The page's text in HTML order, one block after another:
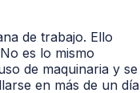
de trabajo. Ello
es lo mismo
de maquinaria y se
en más de un día